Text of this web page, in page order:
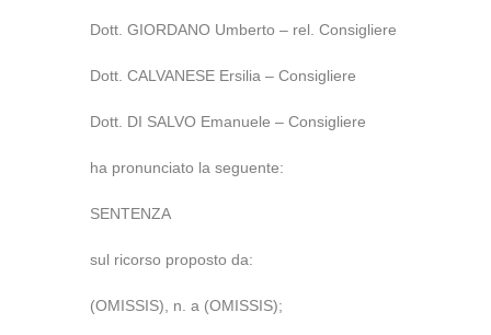
Dott. GIORDANO Umberto – rel. Consigliere
Dott. CALVANESE Ersilia – Consigliere
Dott. DI SALVO Emanuele – Consigliere
ha pronunciato la seguente:
SENTENZA
sul ricorso proposto da:
(OMISSIS), n. a (OMISSIS);